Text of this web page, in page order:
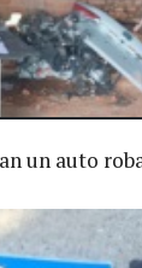
un auto